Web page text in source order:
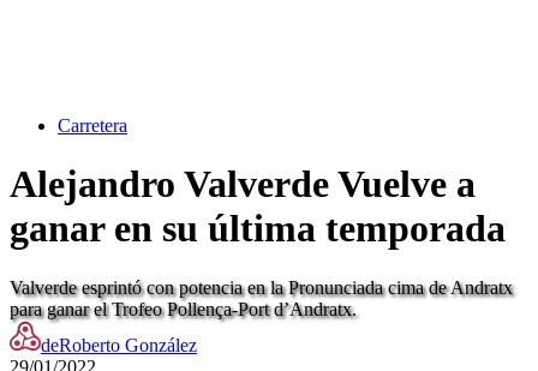
Carretera
Alejandro Valverde Vuelve a
ganar en su última temporada
Valverde esprintó con potencia en la Pronunciada cima de Andratx
para ganar el Trofeo Pollença-Port d’Andratx.
deRoberto González
29/01/2022